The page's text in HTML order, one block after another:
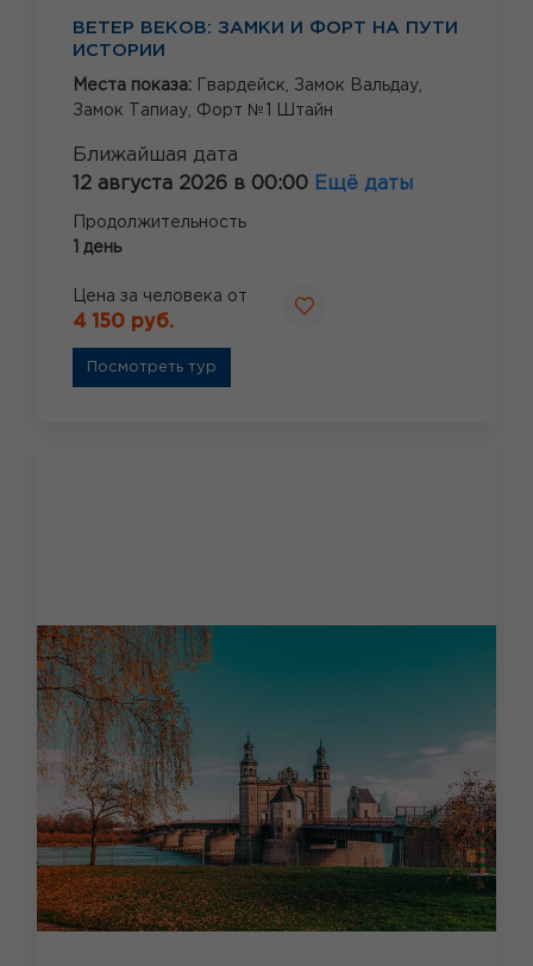
ВЕТЕР ВЕКОВ: ЗАМКИ И ФОРТ НА ПУТИ
ИСТОРИИ
Места показа: Гвардейск, Замок Вальдау,
Замок Тапиау, Форт №1 Штайн
Ближайшая дата
12 августа 2026 в 00:00 Ещё даты
Продолжительность
1 день
Цена за человека от
4 150 руб.
Посмотреть тур